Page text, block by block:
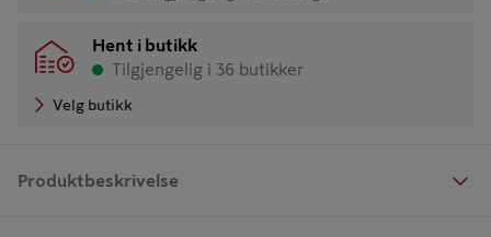
Hent i butikk
Tilgjengelig i 36 butikker
Velg butikk
Produktbeskrivelse